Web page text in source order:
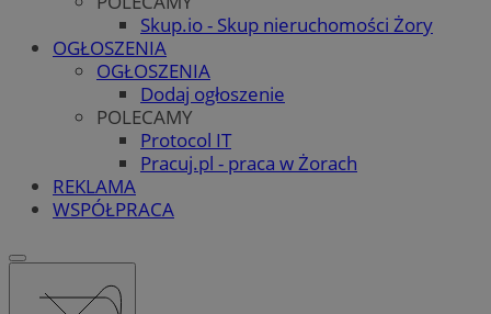
Skup.io - Skup nieruchomości Żory
OGŁOSZENIA
OGŁOSZENIA
Dodaj ogłoszenie
POLECAMY
Protocol IT
Pracuj.pl - praca w Żorach
REKLAMA
WSPÓŁPRACA